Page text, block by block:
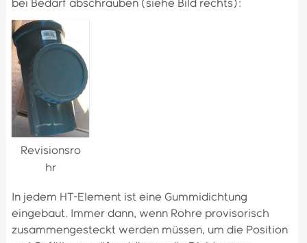
bei Bedarf abschrauben (siehe Bild rechts):
Revisionsro
hr
In jedem HT-Element ist eine Gummidichtung
eingebaut. Immer dann, wenn Rohre provisorisch
zusammengesteckt werden müssen, um die Position